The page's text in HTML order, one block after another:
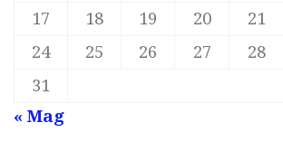
17
18 19 20 21
24
25 26 27 28
31
« Mag